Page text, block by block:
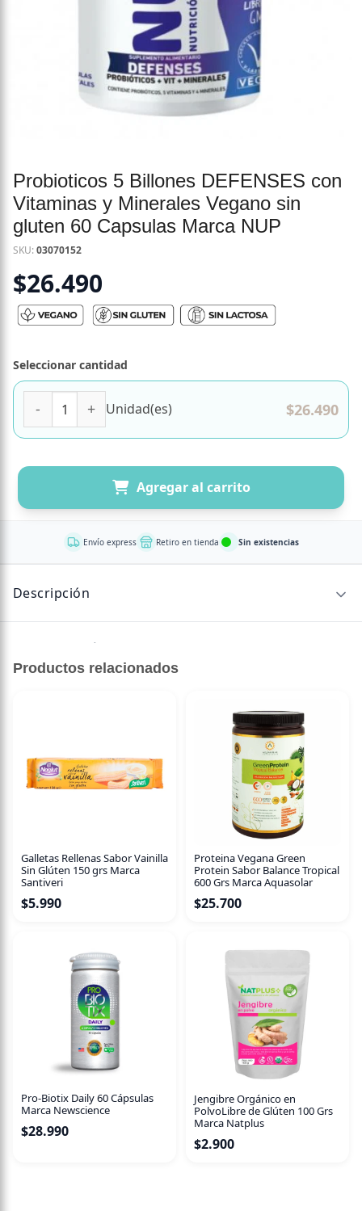
Probioticos 5 Billones DEFENSES con
Vitaminas y Minerales Vegano sin
gluten 60 Capsulas Marca NUP
SKU:03070152
$26.490
Seleccionar cantidad
Unidad(es) $26.490
Agregar al carrito
Envío express Retiro en tienda Sin existencias
Descripción
Sin descripción disponible.
Productos relacionados
Galletas Rellenas Sabor Vainilla
Sin Glúten 150 grs Marca
Santiveri
$5.990
Proteina Vegana Green
Protein Sabor Balance Tropical
600 Grs Marca Aquasolar
$25.700
Pro-Biotix Daily 60 Cápsulas
Marca Newscience
$28.990
Jengibre Orgánico en
PolvoLibre de Glúten 100 Grs
Marca Natplus
$2.900